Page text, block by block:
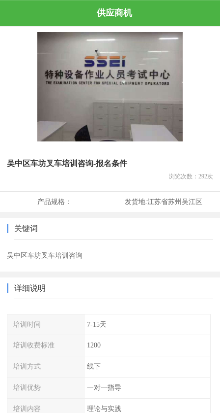
供应商机
吴中区车坊叉车培训咨询-报名条件
浏览次数： 292次
产品规格： 发货地:江苏省苏州吴江区
关键词
吴中区车坊叉车培训咨询
详细说明
培训时间 7-15天
培训收费标准 1200
培训方式 线下
培训优势 一对一指导
培训内容 理论与实践